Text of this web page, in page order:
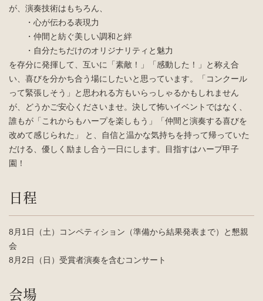
が、演奏技術はもちろん、
・心が伝わる表現力
・仲間と紡ぐ美しい調和と絆
・自分たちだけのオリジナリティと魅力
を存分に発揮して、互いに「素敵！」「感動した！」と称え合
い、喜びを分かち合う場にしたいと思っています。「コンクール
って緊張しそう」と思われる方もいらっしゃるかもしれません
が、どうかご安心くださいませ。決して怖いイベントではなく、
誰もが「これからもハープを楽しもう」「仲間と演奏する喜びを
改めて感じられた」 と、自信と温かな気持ちを持って帰っていた
だける、優しく励まし合う一日にします。目指すはハープ甲子
園！
日程
8月1日（土）コンペティション（準備から結果発表まで）と懇親
会
8月2日（日）受賞者演奏を含むコンサート
会場